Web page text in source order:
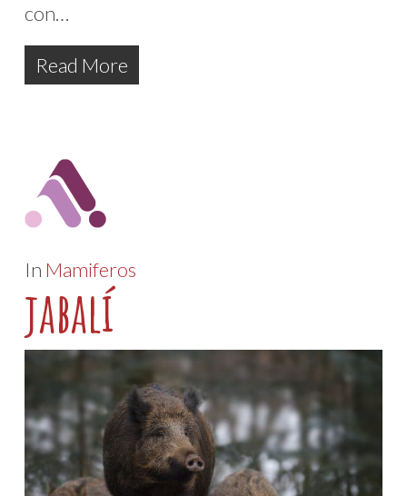
con…
Read More
In Mamiferos
jabalí